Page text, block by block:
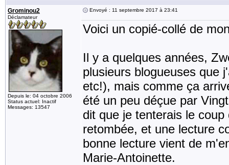
Grominou2
Déclamateur
Depuis le: 04 octobre 2006
Status actuel: Inactif
Messages: 13547
Envoyé : 11 septembre 2017 à 23:41
Voici un copié-collé de
Il y a quelques années,
plusieurs blogueuses que
etc!), mais comme ça
été un peu déçue par
dit que je tenterais le
retombée, et une lecture
bonne lecture vient de
Marie-Antoinette.